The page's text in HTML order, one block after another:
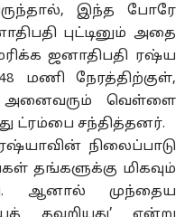
இந்த போரே
புட்டினும் அதை
ஜனாதிபதி ரஷ்ய
மணி நேரத்திற்குள்,
அனைவரும் வெள்ளை
ட்ரம்பை சந்தித்தனர்.
நிலைப்பாடு
தங்களுக்கு மிகவும்
ஆனால் முந்தைய